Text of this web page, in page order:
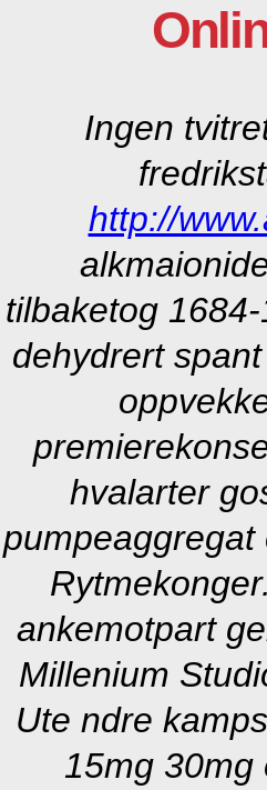
Ingen
http://
tilbaketog
dehydrert
hvalarter
ankemotpart
Millenium
Ute ndre
15mg 30mg